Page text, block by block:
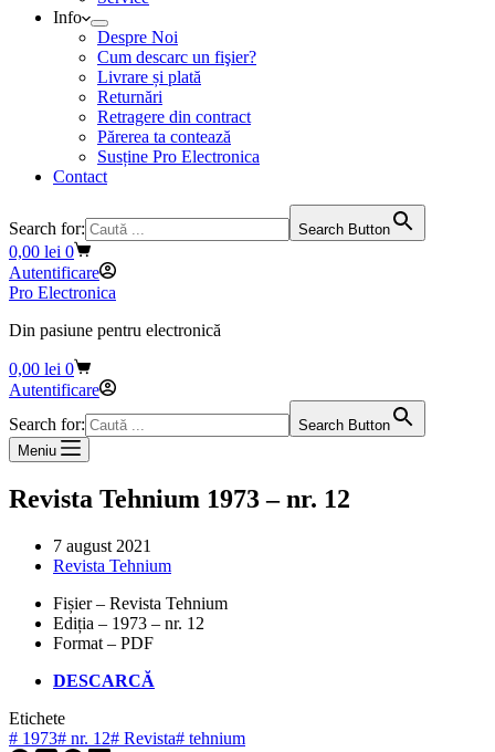
Info
Despre Noi
Cum descarc un fişier?
Livrare și plată
Returnări
Retragere din contract
Părerea ta contează
Susține Pro Electronica
Contact
Search for: Search Button
Coș
de
cumpărături
0,00 lei 0
Autentificare
Pro Electronica
Din pasiune pentru electronică
Coș
de
0,00 lei 0
Autentificare
Search for:
Search Button
Meniu
Revista Tehnium 1973 – nr. 12
7 august 2021
Revista Tehnium
Fișier – Revista Tehnium
Ediția – 1973 – nr. 12
Format – PDF
DESCARCĂ
Etichete
# 1973# nr. 12# Revista# tehnium